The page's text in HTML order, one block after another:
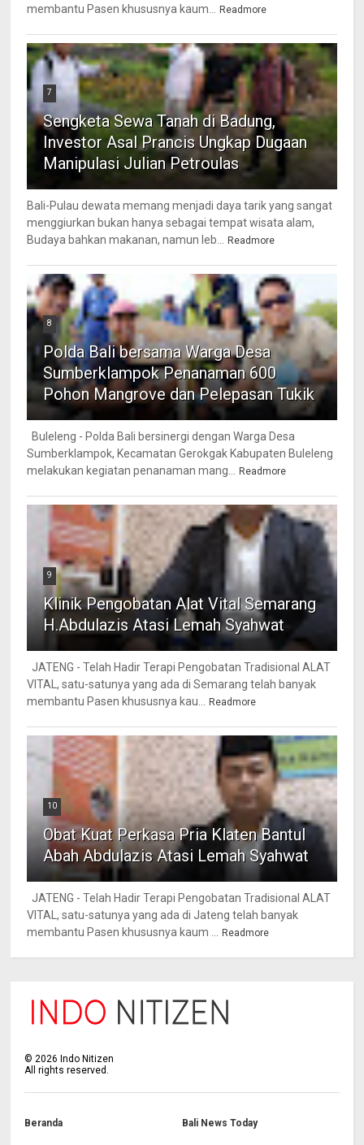
membantu Pasen khususnya kaum...
Readmore
7
Sengketa Sewa Tanah di Badung,
Investor Asal Prancis Ungkap Dugaan
Manipulasi Julian Petroulas
Bali-Pulau dewata memang menjadi daya tarik yang sangat
menggiurkan bukan hanya sebagai tempat wisata alam,
Budaya bahkan makanan, namun leb...
Readmore
8
Polda Bali bersama Warga Desa
Sumberklampok Penanaman 600
Pohon Mangrove dan Pelepasan Tukik
Buleleng - Polda Bali bersinergi dengan Warga Desa
Sumberklampok, Kecamatan Gerokgak Kabupaten Buleleng
melakukan kegiatan penanaman mang...
Readmore
9
Klinik Pengobatan Alat Vital Semarang
H.Abdulazis Atasi Lemah Syahwat
JATENG - Telah Hadir Terapi Pengobatan Tradisional ALAT
VITAL, satu-satunya yang ada di Semarang telah banyak
membantu Pasen khususnya kau...
Readmore
10
Obat Kuat Perkasa Pria Klaten Bantul
Abah Abdulazis Atasi Lemah Syahwat
JATENG - Telah Hadir Terapi Pengobatan Tradisional ALAT
VITAL, satu-satunya yang ada di Jateng telah banyak
membantu Pasen khususnya kaum ...
Readmore
©2026 Indo Nitizen
All rights reserved.
Beranda Bali News Today